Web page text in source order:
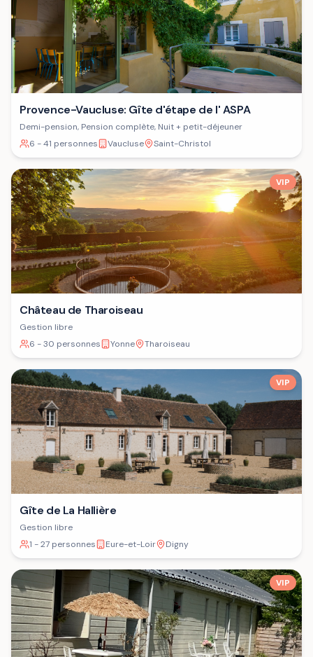
Provence-Vaucluse: Gîte d'étape de l' ASPA
Demi-pension, Pension complète, Nuit + petit-déjeuner
6 - 41 personnes
Vaucluse Saint-Christol
VIP
Château de Tharoiseau
Gestion libre
6 - 30 personnes
Yonne Tharoiseau
VIP
Gîte de La Hallière
Gestion libre
1 - 27 personnes
Eure-et-Loir Digny
VIP